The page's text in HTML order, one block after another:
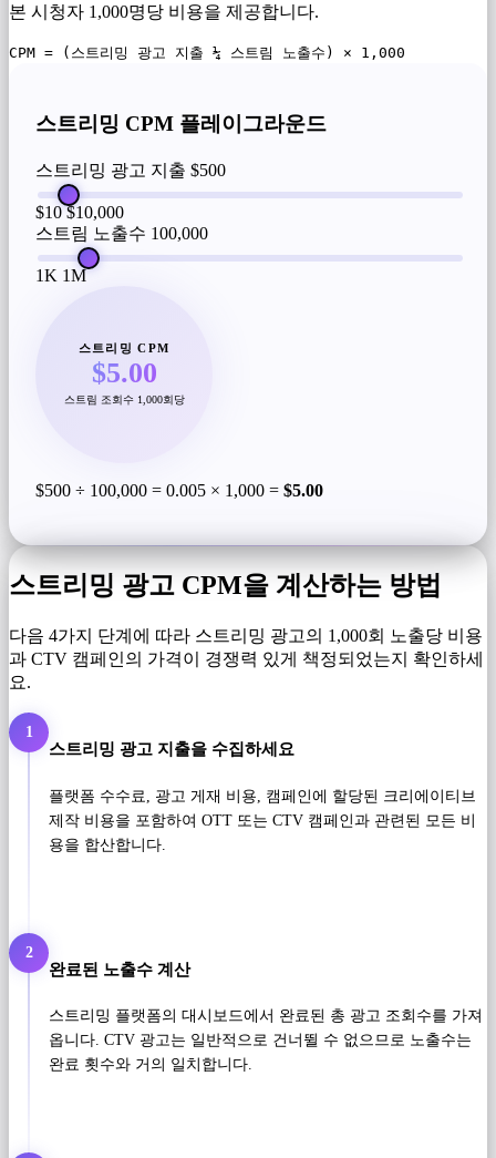
본 시청자 1,000명당 비용을 제공합니다.
CPM = (스트리밍 광고 지출 ¼ 스트림 노출수) × 1,000
스트리밍 CPM 플레이그라운드
스트리밍 광고 지출 $500
$10 $10,000
스트림 노출수 100,000
1K 1M
스트리밍 CPM
$5.00
스트림 조회수 1,000회당
$500 ÷ 100,000 = 0.005 × 1,000 = $5.00
스트리밍 광고 CPM을 계산하는 방법
다음 4가지 단계에 따라 스트리밍 광고의 1,000회 노출당 비용
과 CTV 캠페인의 가격이 경쟁력 있게 책정되었는지 확인하세
요.
1
스트리밍 광고 지출을 수집하세요
플랫폼 수수료, 광고 게재 비용, 캠페인에 할당된 크리에이티브
제작 비용을 포함하여 OTT 또는 CTV 캠페인과 관련된 모든 비
용을 합산합니다.
2
완료된 노출수 계산
스트리밍 플랫폼의 대시보드에서 완료된 총 광고 조회수를 가져
옵니다. CTV 광고는 일반적으로 건너뛸 수 없으므로 노출수는
완료 횟수와 거의 일치합니다.